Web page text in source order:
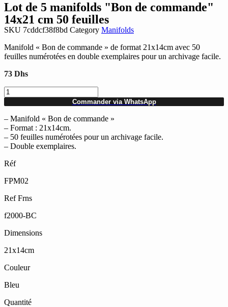
Lot de 5 manifolds "Bon de commande"
14x21 cm 50 feuilles
SKU 7cddcf38f8bd Category Manifolds
Manifold « Bon de commande » de format 21x14cm avec 50
feuilles numérotées en double exemplaires pour un archivage facile.
73 Dhs
quantité
de
Lot
de
5
manifolds
"Bon
commande"
cm
feuilles
Commander via WhatsApp
– Manifold « Bon de commande »
– Format : 21x14cm.
– 50 feuilles numérotées pour un archivage facile.
– Double exemplaires.
Réf
FPM02
Ref Frns
f2000-BC
Dimensions
21x14cm
Couleur
Bleu
Quantité